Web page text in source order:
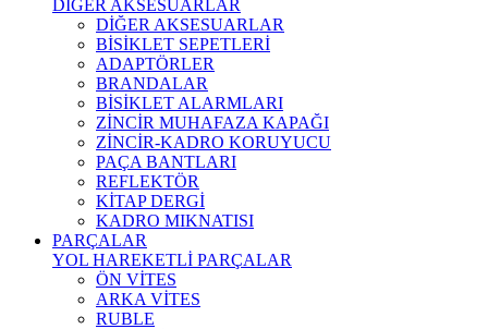
DİĞER AKSESUARLAR
DİĞER AKSESUARLAR
BİSİKLET SEPETLERİ
ADAPTÖRLER
BRANDALAR
BİSİKLET ALARMLARI
ZİNCİR MUHAFAZA KAPAĞI
ZİNCİR-KADRO KORUYUCU
PAÇA BANTLARI
REFLEKTÖR
KİTAP DERGİ
KADRO MIKNATISI
PARÇALAR
YOL HAREKETLİ PARÇALAR
ÖN VİTES
ARKA VİTES
RUBLE